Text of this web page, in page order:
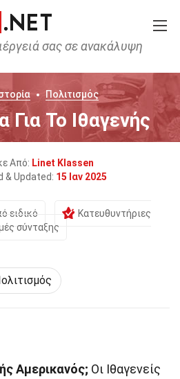
σας σε ανακάλυψη
Πολιτισμός
Για Το Ιθαγενής
Από: Linet Klassen
& Updated: 15 Ιαν 2025
ειδικό
Κατευθυντήριες
σύνταξης
Αμερικανός; Οι Ιθαγενείς